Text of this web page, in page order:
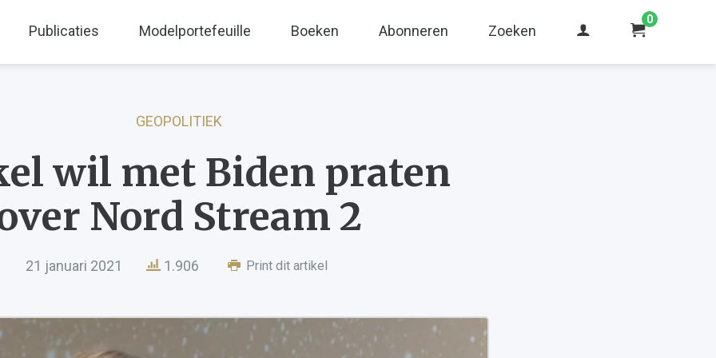
Publicaties Modelportefeuille Boeken Abonneren Zoeken
0
GEOPOLITIEK
wil met Biden praten
Nord Stream 2
21 januari 2021 1.906 Print dit artikel